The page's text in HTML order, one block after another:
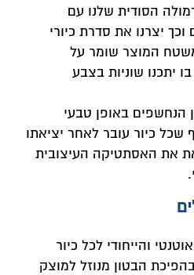
הסודית שלנו עם
יצרנו את סדרת כיורי
משטח המוצר שומר על
יתכנו שוניות בצבע
הנחשפים באופן טבעי
כיור עובר לאחר יציאתו
את האסתטיקה העיצובית
והייחודי לכל כיור
הבטון מנוזל למוצק